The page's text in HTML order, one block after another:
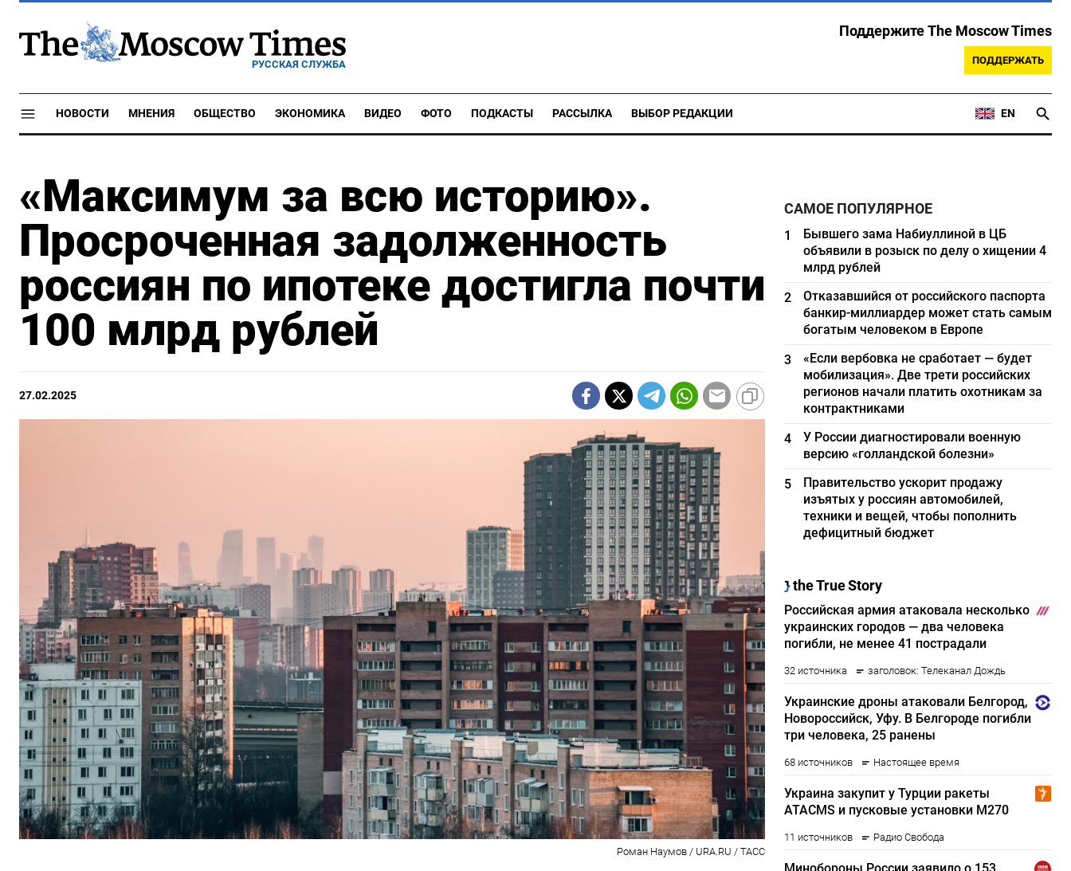
РУССКАЯ СЛУЖБА
Поддержите The Moscow Times
ПОДДЕРЖАТЬ
НОВОСТИ МНЕНИЯ ОБЩЕСТВО ЭКОНОМИКА ВИДЕО ФОТО ПОДКАСТЫ РАССЫЛКА ВЫБОР РЕДАКЦИИ EN
«Максимум за всю историю».
Просроченная задолженность
россиян по ипотеке достигла почти
100 млрд рублей
27.02.2025
Роман Наумов / URA.RU / ТАСС
САМОЕ ПОПУЛЯРНОЕ
1
Бывшего зама Набиуллиной в ЦБ
объявили в розыск по делу о хищении 4
млрд рублей
2
Отказавшийся от российского паспорта
банкир-миллиардер может стать самым
богатым человеком в Европе
3
«Если вербовка не сработает — будет
мобилизация». Две трети российских
регионов начали платить охотникам за
контрактниками
4
У России диагностировали военную
версию «голландской болезни»
5
Правительство ускорит продажу
изъятых у россиян автомобилей,
техники и вещей, чтобы пополнить
дефицитный бюджет